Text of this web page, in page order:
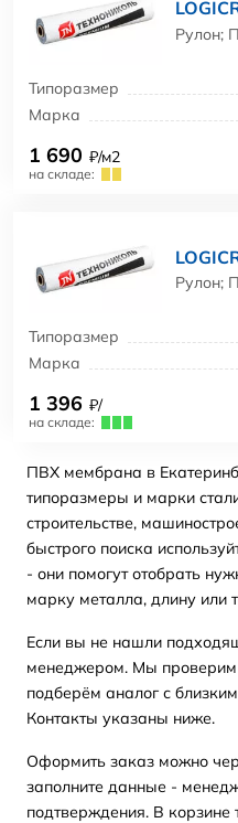
Рулон;
Типоразмер
Марка
1 690 ₽/м2
на складе:
Рулон;
Типоразмер
Марка
1 396 ₽/
на складе:
ПВХ мембрана в
типоразмеры и марки
строительстве,
быстрого поиска
- они помогут отобрать
марку металла, длину или
Если вы не нашли
менеджером. Мы проверим
подберём аналог с
Контакты указаны ниже.
Оформить заказ можно
заполните данные -
подтверждения. В